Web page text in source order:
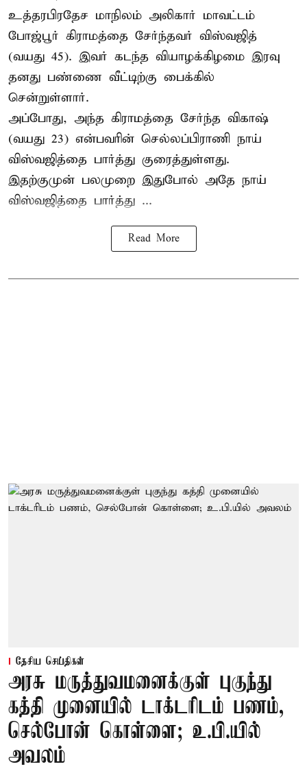
உத்தரபிரதேச மாநிலம் அலிகார் மாவட்டம்
போஜ்பூர் கிராமத்தை சேர்ந்தவர் விஸ்வஜித்
(வயது 45). இவர் கடந்த வியாழக்கிழமை இரவு
தனது பண்ணை வீட்டிற்கு பைக்கில்
சென்றுள்ளார்.
அப்போது, அந்த கிராமத்தை சேர்ந்த விகாஷ்
(வயது 23) என்பவரின் செல்லப்பிராணி நாய்
விஸ்வஜித்தை பார்த்து குரைத்துள்ளது.
இதற்குமுன் பலமுறை இதுபோல் அதே நாய்
விஸ்வஜித்தை பார்த்து ...
Read More
தேசிய செய்திகள்
அரசு மருத்துவமனைக்குள் புகுந்து
கத்தி முனையில் டாக்டரிடம் பணம்,
செல்போன் கொள்ளை; உ.பி.யில்
அவலம்